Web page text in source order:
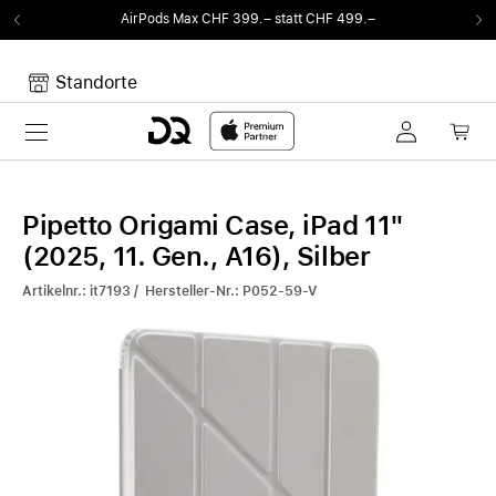
Max CHF 399.– statt CHF 499.– Von
Standorte
Toggle navigation
Pipetto Origami Case, iPad 11"
(2025, 11. Gen., A16), Silber
Artikelnr.: it7193 / Hersteller-Nr.: P052-59-V